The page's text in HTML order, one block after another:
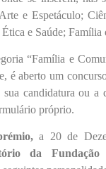
e Espetáculo;
e Saúde; Família
“Família e
é aberto um
sua candidatura ou a
próprio.
a 20 de
da Fundação